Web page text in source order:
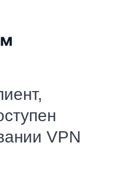
VPN